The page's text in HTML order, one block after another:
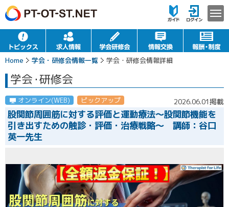
Home 学会・研修会情報一覧 学会・研修会情報詳細
学会・研修会
オンライン(WEB) ピックアップ 2026.06.01掲載
股関節周囲筋に対する評価と運動療法〜股関節機能を
引き出すための触診・評価・治療戦略〜 講師：谷口
英一先生